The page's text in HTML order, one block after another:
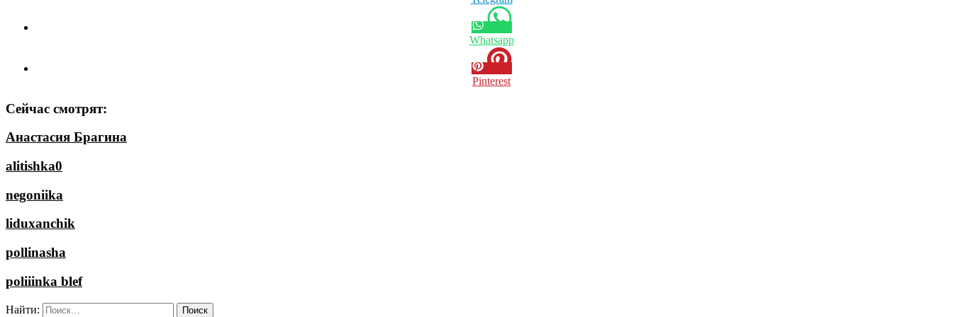
Whatsapp
Pinterest
Сейчас смотрят:
Анастасия Брагина
alitishka0
negoniika
liduxanchik
pollinasha
poliiinka blef
Найти: